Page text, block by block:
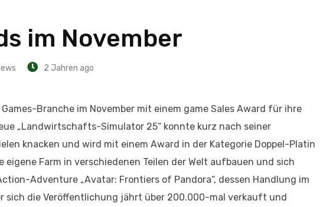
im November
2 Jahren ago
Branche im November mit einem game Sales Award für ihre
„Landwirtschafts-Simulator 25“ konnte kurz nach seiner
knacken und wird mit einem Award in der Kategorie Doppel-Platin
Farm in verschiedenen Teilen der Welt aufbauen und sich
Adventure „Avatar: Frontiers of Pandora“, dessen Handlung im
sich die Veröffentlichung jährt über 200.000-mal verkauft und